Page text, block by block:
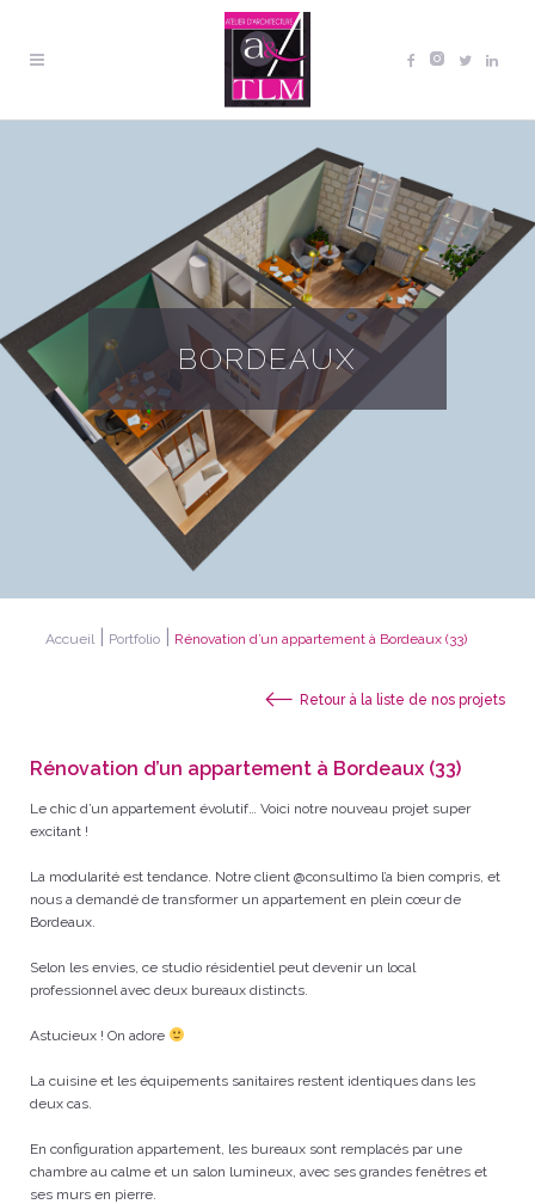
BORDEAUX
Accueil| Portfolio Rénovation d’un appartement à Bordeaux (33)
Retour à la liste de nos projets
Rénovation d’un appartement à Bordeaux (33)
Le chic d’un appartement évolutif… Voici notre nouveau projet super
excitant !
La modularité est tendance. Notre client @consultimo l’a bien compris, et
nous a demandé de transformer un appartement en plein cœur de
Bordeaux.
Selon les envies, ce studio résidentiel peut devenir un local
professionnel avec deux bureaux distincts.
Astucieux ! On adore
La cuisine et les équipements sanitaires restent identiques dans les
deux cas.
En configuration appartement, les bureaux sont remplacés par une
chambre au calme et un salon lumineux, avec ses grandes fenêtres et
ses murs en pierre.